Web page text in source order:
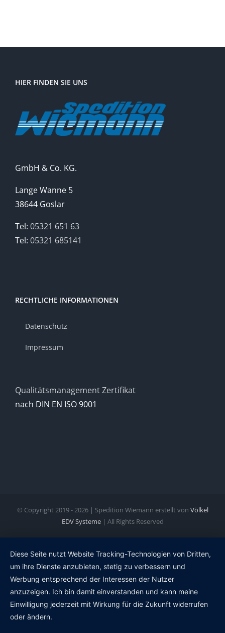
HIER FINDEN SIE UNS
GmbH & Co. KG.
Lange Wanne 5
38644 Goslar
Tel: 05321 651 63
Tel: 05321 685141
RECHTLICHE INFORMATIONEN
Datenschutz
Impressum
Qualitätsmanagement Zertifikat
nach DIN EN ISO 9001
© Copyright 2019 -2026 | Spedition Wiemann erstellt von Völkel
EDV Systeme| All Rights Reserved
Diese Seite nutzt Website Tracking-Technologien von Dritten,
um ihre Dienste anzubieten, stetig zu verbessern und
Werbung entsprechend der Interessen der Nutzer
anzuzeigen. Ich bin damit einverstanden und kann meine
Einwilligung jederzeit mit Wirkung für die Zukunft widerrufen
oder ändern.